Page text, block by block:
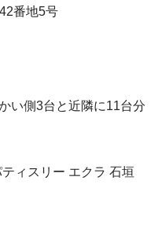
番地5号
い側3台と近隣に11台分
ィスリー エクラ 石垣